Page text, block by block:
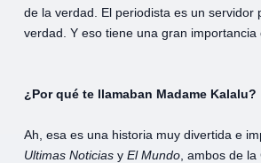
de la verdad. El periodista es un
verdad. Y eso tiene una gran
¿Por qué te llamaban Madame Kalalu?
Ah, esa es una historia muy divertida e
Ultimas Noticias y El Mundo , ambos de